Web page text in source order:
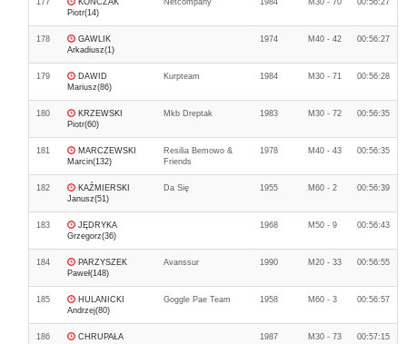
177
KOŃCZAK
Piotr(14)
Netcompany 1984 M30 - 70 00:56:27
178
GAWLIK
Arkadiusz(1)
1974 M40 - 42 00:56:27
179
DAWID
Mariusz(86)
Kurpteam 1984 M30 - 71 00:56:28
180
KRZEWSKI
Piotr(60)
Mkb Dreptak 1983 M30 - 72 00:56:35
181
MARCZEWSKI
Marcin(132)
Resilia Bemowo &
Friends
1978 M40 - 43 00:56:35
182
KAŹMIERSKI
Janusz(51)
Da Się 1955 M60 - 2 00:56:39
183
JĘDRYKA
Grzegorz(36)
1968 M50 - 9 00:56:43
184
PARZYSZEK
Paweł(148)
Avanssur 1990 M20 - 33 00:56:55
185
HULANICKI
Andrzej(80)
Goggle Pae Team 1958 M60 - 3 00:56:57
186
CHRUPAŁA
1987 M30 - 73 00:57:15